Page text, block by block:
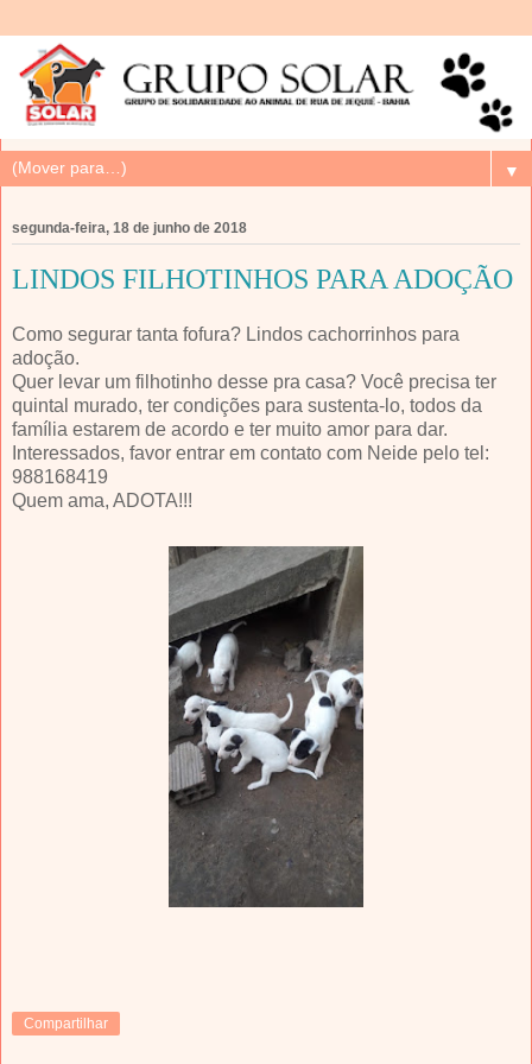
▼
segunda-feira, 18 de junho de 2018
LINDOS FILHOTINHOS PARA ADOÇÃO
Como segurar tanta fofura? Lindos cachorrinhos para
adoção.
Quer levar um filhotinho desse pra casa? Você precisa ter
quintal murado, ter condições para sustenta-lo, todos da
família estarem de acordo e ter muito amor para dar.
Interessados, favor entrar em contato com Neide pelo tel:
988168419
Quem ama, ADOTA!!!
Compartilhar